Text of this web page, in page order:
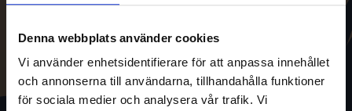
Denna webbplats använder cookies
Vi använder enhetsidentifierare för att anpassa innehållet
och annonserna till användarna, tillhandahålla funktioner
för sociala medier och analysera vår trafik. Vi